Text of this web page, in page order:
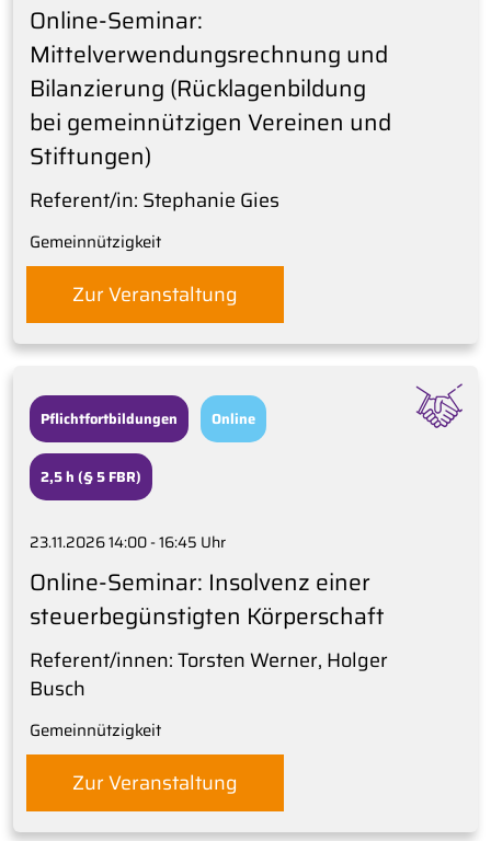
Online-Seminar:
Mittelverwendungsrechnung und
Bilanzierung (Rücklagenbildung
bei gemeinnützigen Vereinen und
Stiftungen)
Referent/in: Stephanie Gies
Gemeinnützigkeit
Zur Veranstaltung
Pflichtfortbildungen Online
2,5 h (§ 5 FBR)
23.11.2026 14:00 - 16:45 Uhr
Online-Seminar: Insolvenz einer
steuerbegünstigten Körperschaft
Referent/innen: Torsten Werner, Holger
Busch
Gemeinnützigkeit
Zur Veranstaltung